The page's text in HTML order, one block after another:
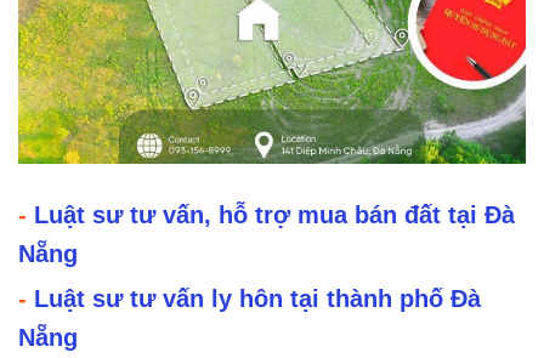
- Luật sư tư vấn, hỗ trợ mua bán đất tại Đà
Nẵng
- Luật sư tư vấn ly hôn tại thành phố Đà
Nẵng